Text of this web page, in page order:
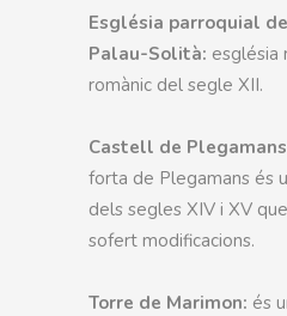
Església parroquial
Palau-Solità: església
romànic del segle XII.
Castell de
forta de Plegamans és
dels segles XIV i XV
sofert modificacions.
Torre de Marimon: és